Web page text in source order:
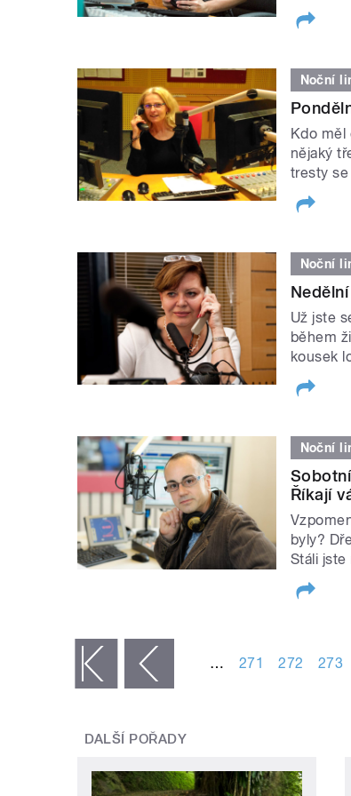
Noční
Kdo měl
nějaký
tresty se
Noční
Už jste
během
kousek
Noční
Říkají
byly?
Stáli jste
‹ předchozí … 271 272 273
DALŠÍ POŘADY